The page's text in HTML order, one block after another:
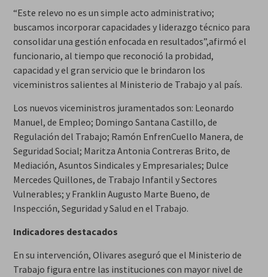
“Este relevo no es un simple acto administrativo;
buscamos incorporar capacidades y liderazgo técnico para
consolidar una gestión enfocada en resultados”,afirmó el
funcionario, al tiempo que reconoció la probidad,
capacidad y el gran servicio que le brindaron los
viceministros salientes al Ministerio de Trabajo y al país.
Los nuevos viceministros juramentados son: Leonardo
Manuel, de Empleo; Domingo Santana Castillo, de
Regulación del Trabajo; Ramón EnfrenCuello Manera, de
Seguridad Social; Maritza Antonia Contreras Brito, de
Mediación, Asuntos Sindicales y Empresariales; Dulce
Mercedes Quillones, de Trabajo Infantil y Sectores
Vulnerables; y Franklin Augusto Marte Bueno, de
Inspección, Seguridad y Salud en el Trabajo.
Indicadores destacados
En su intervención, Olivares aseguró que el Ministerio de
Trabajo figura entre las instituciones con mayor nivel de